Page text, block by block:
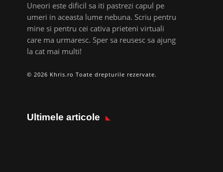
Uneori este dificil sa iti pastrezi capul pe
umeri in aceasta lume nebuna. Scriu pentru
mine si pentru cei cativa prieteni virtuali
care ma urmaresc. Sper sa reusesc sa ajung
la cat mai multi!
© 2026 Khris.ro Toate drepturile rezervate.
Ultimele articole